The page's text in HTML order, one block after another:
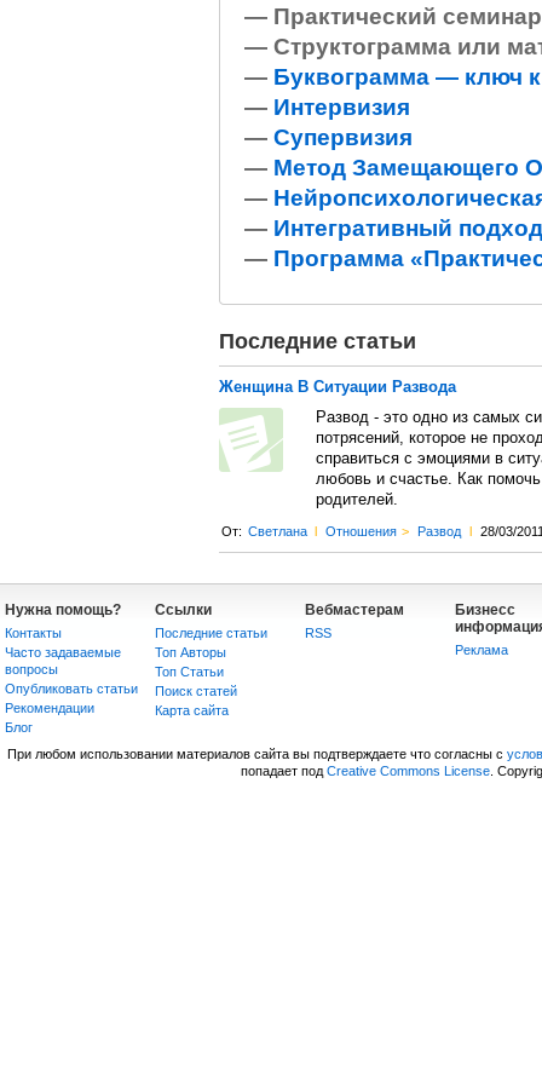
— Практический
— Структограмма или
— Буквограмма — ключ к
— Интервизия
— Супервизия
— Метод Замещающего
—
— Интегративный подход
— Программа
Последние статьи
Женщина В Ситуации Развода
Развод - это одно из самых
потрясений, которое не
справиться с эмоциями в
любовь и счастье. Как
родителей.
От: Светлана l Отношения > Развод l 28/03/
Нужна помощь?
Контакты
Часто задаваемые
вопросы
Опубликовать статьи
Рекомендации
Блог
Ссылки
Последние статьи
Топ Авторы
Топ Статьи
Поиск статей
Карта сайта
Вебмастерам
RSS
Бизнесс
Реклама
При любом использовании материалов сайта вы подтверждаете что согласны с
попадает под Creative Commons License.